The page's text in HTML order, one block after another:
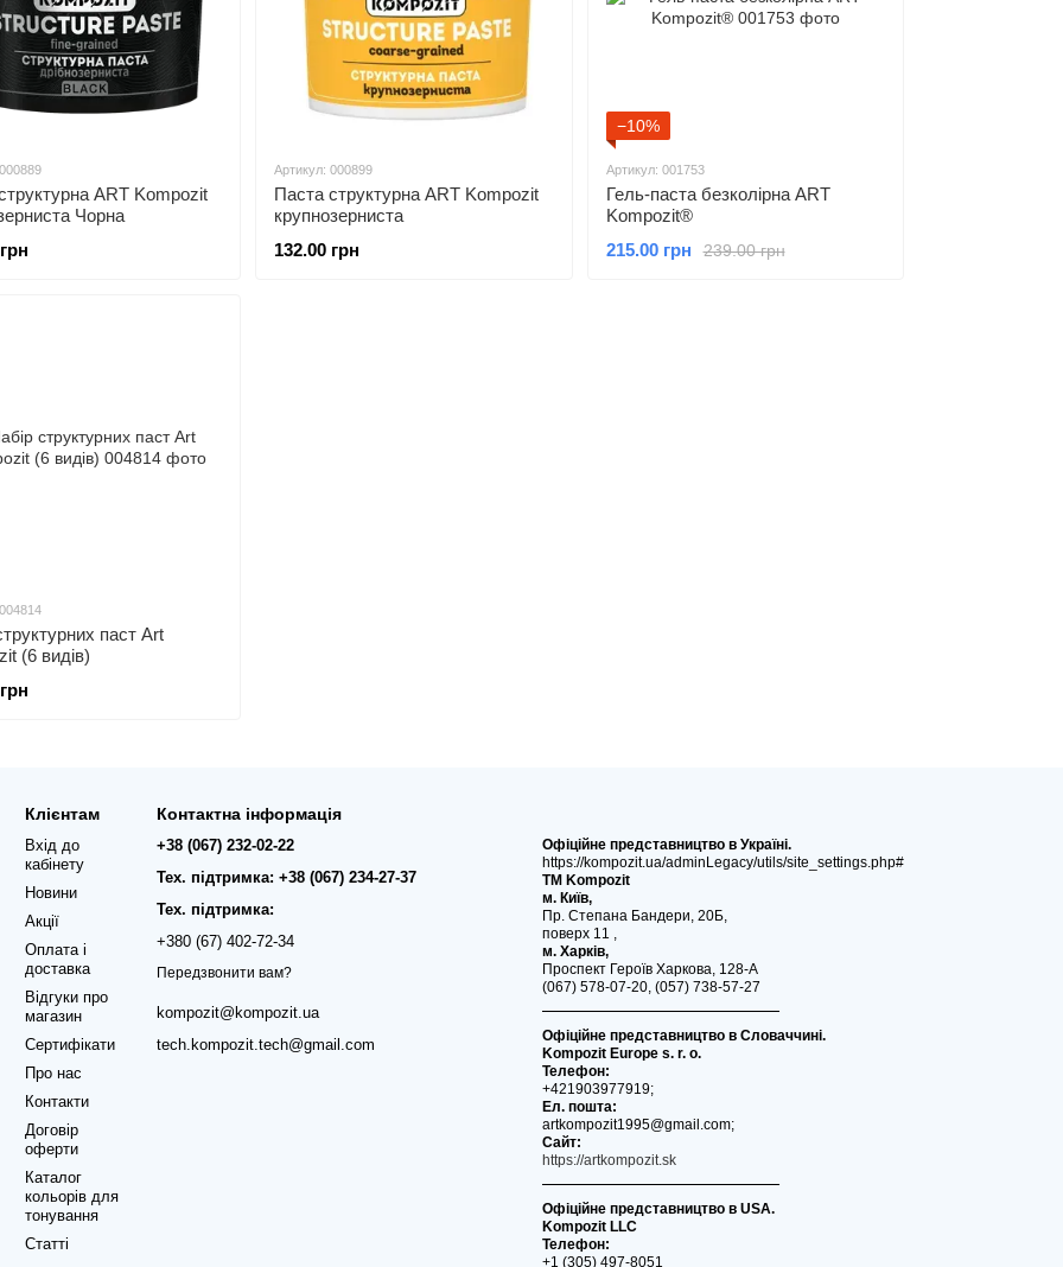
ART Kompozit
Чорна
Артикул: 000899
Паста структурна ART Kompozit
крупнозерниста
132.00 грн
−10%
Артикул: 001753
Гель-паста безколірна ART
Kompozit®
239.00 грн
215.00 грн
паст Art
(6 видів)
Клієнтам
Вхід до
кабінету
Новини
Акції
Оплата і
доставка
Відгуки про
магазин
Сертифікати
Про нас
Контакти
Договір
оферти
Каталог
кольорів для
тонування
Статті
Контактна інформація
+38 (067) 232-02-22
Тех. підтримка: +38 (067) 234-27-37
Тех. підтримка:
+380 (67) 402-72-34
Передзвонити вам?
kompozit@kompozit.ua
tech.kompozit.tech@gmail.com
Офіційне представництво в Україні.
https://kompozit.ua/adminLegacy/utils/site_settings.php#
ТМ Kompozit
м. Київ,
Пр. Степана Бандери, 20Б,
поверх 11 ,
м. Харків,
Проспект Героїв Харкова, 128-А
(067) 578-07-20, (057) 738-57-27
Офіційне представництво в Словаччині.
Kompozit Europe s. r. o.
Телефон:
+421903977919;
Ел. пошта:
artkompozit1995@gmail.com;
Сайт:
https://artkompozit.sk
Офіційне представництво в USA.
Kompozit LLC
Телефон:
+1 (305) 497-8051